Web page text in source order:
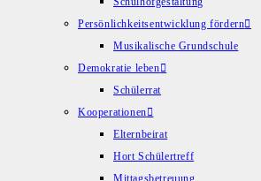
Persönlichkeitsentwicklung fördern
Musikalische Grundschule
Demokratie leben
Schülerrat
Kooperationen
Elternbeirat
Hort Schülertreff
Mittagsbetreuung